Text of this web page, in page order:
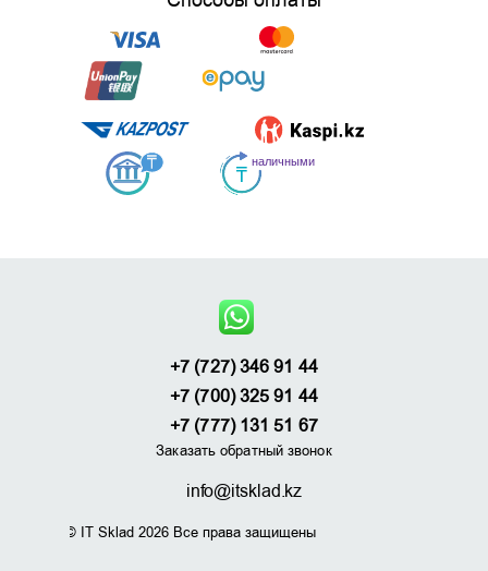
+7 (727) 346 91 44
+7 (700) 325 91 44
+7 (777) 131 51 67
Заказать обратный звонок
info@itsklad.kz
© IT Sklad 2026 Все права защищены